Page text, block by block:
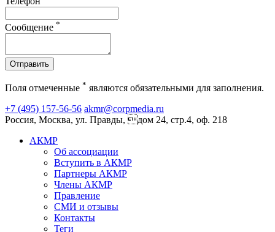
Сообщение *
Отправить
Поля отмеченные * являются обязательными для заполнения.
+7 (495) 157-56-56 akmr@corpmedia.ru
Россия, Москва, ул. Правды, дом 24, стр.4, оф. 218
АКМР
Об ассоциации
Вступить в АКМР
Партнеры АКМР
Члены АКМР
Правление
СМИ и отзывы
Контакты
Теги